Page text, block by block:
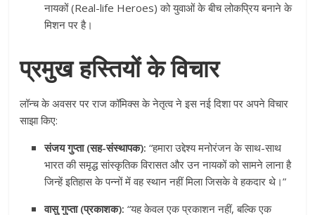
नायकों (Real-life Heroes) को युवाओं के बीच लोकप्रिय बनाने के
मिशन पर है।
प्रमुख हस्तियों के विचार
लॉन्च के अवसर पर राज कॉमिक्स के नेतृत्व ने इस नई दिशा पर अपने विचार
साझा किए:
संजय गुप्ता (सह-संस्थापक): “हमारा उद्देश्य मनोरंजन के साथ-साथ
भारत की समृद्ध सांस्कृतिक विरासत और उन नायकों को सामने लाना है
जिन्हें इतिहास के पन्नों में वह स्थान नहीं मिला जिसके वे हकदार थे।”
वासु गुप्ता (प्रकाशक): “यह केवल एक प्रकाशन नहीं, बल्कि एक